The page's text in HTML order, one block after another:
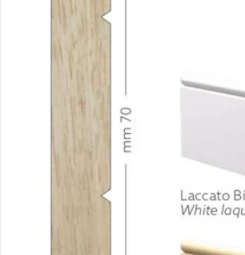
Apri supporto 2 in modalità modale